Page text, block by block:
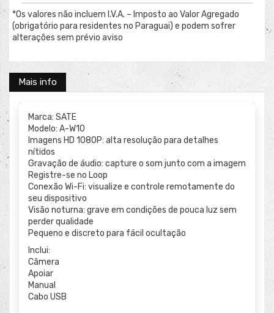
*Os valores não incluem I.V.A. – Imposto ao Valor Agregado
(obrigatório para residentes no Paraguai) e podem sofrer
alterações sem prévio aviso
Mais info
Marca: SATE
Modelo: A-W10
Imagens HD 1080P: alta resolução para detalhes
nítidos
Gravação de áudio: capture o som junto com a imagem
Registre-se no Loop
Conexão Wi-Fi: visualize e controle remotamente do
seu dispositivo
Visão noturna: grave em condições de pouca luz sem
perder qualidade
Pequeno e discreto para fácil ocultação
Inclui:
Câmera
Apoiar
Manual
Cabo USB